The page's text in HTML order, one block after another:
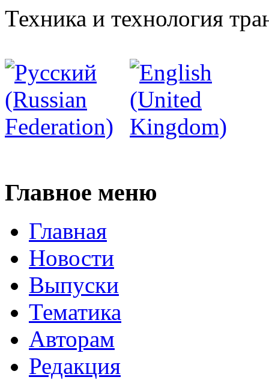
Техника и технология
Главное меню
Главная
Новости
Выпуски
Тематика
Авторам
Редакция